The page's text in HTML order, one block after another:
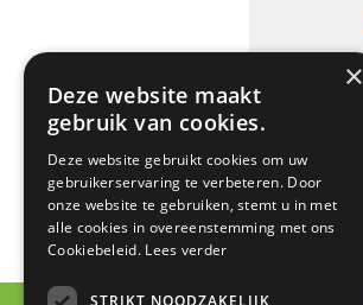
×
Deze website maakt
gebruik van cookies.
Deze website gebruikt cookies om uw
gebruikerservaring te verbeteren. Door
onze website te gebruiken, stemt u in met
alle cookies in overeenstemming met ons
Cookiebeleid. Lees verder
STRIKT NOODZAKELIJK